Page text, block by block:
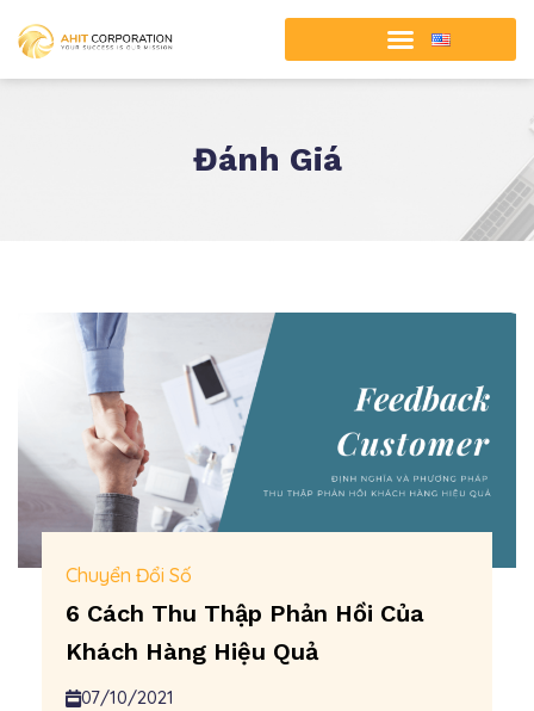
Đánh Giá
Chuyển Đổi Số
6 Cách Thu Thập Phản Hồi Của
Khách Hàng Hiệu Quả
07/10/2021